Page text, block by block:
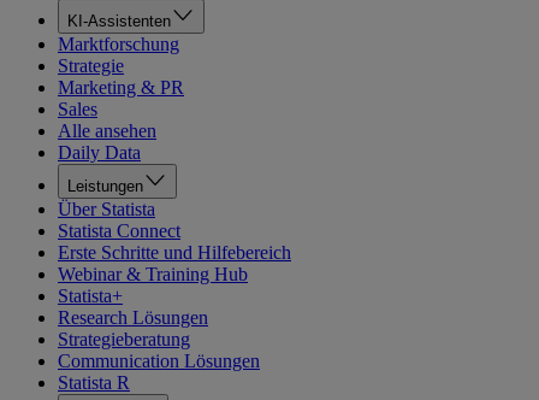
KI-Assistenten
Marktforschung
Strategie
Marketing & PR
Sales
Alle ansehen
Daily Data
Leistungen
Über Statista
Statista Connect
Erste Schritte und Hilfebereich
Webinar & Training Hub
Statista+
Research Lösungen
Strategieberatung
Communication Lösungen
Statista R